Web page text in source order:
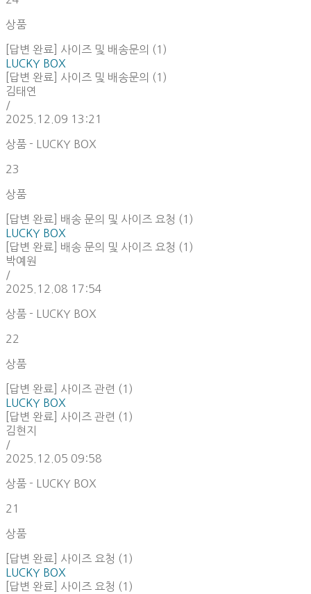
상품
[답변 완료] 사이즈 및 배송문의 (1)
LUCKY BOX
[답변 완료] 사이즈 및 배송문의 (1)
김태연
/
2025.12.09 13:21
상품 - LUCKY BOX
23
상품
[답변 완료] 배송 문의 및 사이즈 요청 (1)
LUCKY BOX
[답변 완료] 배송 문의 및 사이즈 요청 (1)
박예원
/
2025.12.08 17:54
상품 - LUCKY BOX
22
상품
[답변 완료] 사이즈 관련 (1)
LUCKY BOX
[답변 완료] 사이즈 관련 (1)
김현지
/
2025.12.05 09:58
상품 - LUCKY BOX
21
상품
[답변 완료] 사이즈 요청 (1)
LUCKY BOX
[답변 완료] 사이즈 요청 (1)